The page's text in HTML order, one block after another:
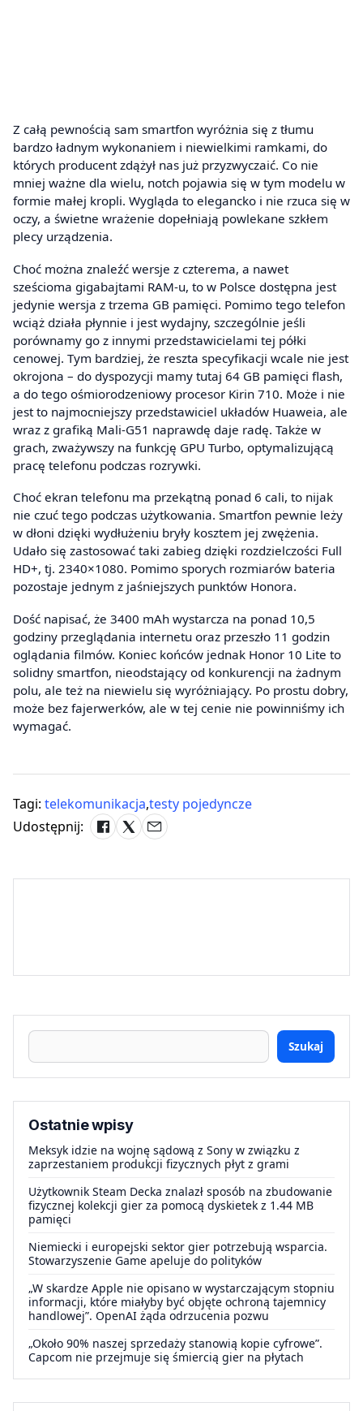
Z całą pewnością sam smartfon wyróżnia się z tłumu
bardzo ładnym wykonaniem i niewielkimi ramkami, do
których producent zdążył nas już przyzwyczaić. Co nie
mniej ważne dla wielu, notch pojawia się w tym modelu w
formie małej kropli. Wygląda to elegancko i nie rzuca się w
oczy, a świetne wrażenie dopełniają powlekane szkłem
plecy urządzenia.
Choć można znaleźć wersje z czterema, a nawet
sześcioma gigabajtami RAM-u, to w Polsce dostępna jest
jedynie wersja z trzema GB pamięci. Pomimo tego telefon
wciąż działa płynnie i jest wydajny, szczególnie jeśli
porównamy go z innymi przedstawicielami tej półki
cenowej. Tym bardziej, że reszta specyfikacji wcale nie jest
okrojona – do dyspozycji mamy tutaj 64 GB pamięci flash,
a do tego ośmiorodzeniowy procesor Kirin 710. Może i nie
jest to najmocniejszy przedstawiciel układów Huaweia, ale
wraz z grafiką Mali-G51 naprawdę daje radę. Także w
grach, zważywszy na funkcję GPU Turbo, optymalizującą
pracę telefonu podczas rozrywki.
Choć ekran telefonu ma przekątną ponad 6 cali, to nijak
nie czuć tego podczas użytkowania. Smartfon pewnie leży
w dłoni dzięki wydłużeniu bryły kosztem jej zwężenia.
Udało się zastosować taki zabieg dzięki rozdzielczości Full
HD+, tj. 2340×1080. Pomimo sporych rozmiarów bateria
pozostaje jednym z jaśniejszych punktów Honora.
Dość napisać, że 3400 mAh wystarcza na ponad 10,5
godziny przeglądania internetu oraz przeszło 11 godzin
oglądania filmów. Koniec końców jednak Honor 10 Lite to
solidny smartfon, nieodstający od konkurencji na żadnym
polu, ale też na niewielu się wyróżniający. Po prostu dobry,
może bez fajerwerków, ale w tej cenie nie powinniśmy ich
wymagać.
Tagi: telekomunikacja,testy pojedyncze
Udostępnij:
Szukaj
Ostatnie wpisy
Meksyk idzie na wojnę sądową z Sony w związku z
zaprzestaniem produkcji fizycznych płyt z grami
Użytkownik Steam Decka znalazł sposób na zbudowanie
fizycznej kolekcji gier za pomocą dyskietek z 1.44 MB
pamięci
Niemiecki i europejski sektor gier potrzebują wsparcia.
Stowarzyszenie Game apeluje do polityków
„W skardze Apple nie opisano w wystarczającym stopniu
informacji, które miałyby być objęte ochroną tajemnicy
handlowej”. OpenAI żąda odrzucenia pozwu
„Około 90% naszej sprzedaży stanowią kopie cyfrowe”.
Capcom nie przejmuje się śmiercią gier na płytach